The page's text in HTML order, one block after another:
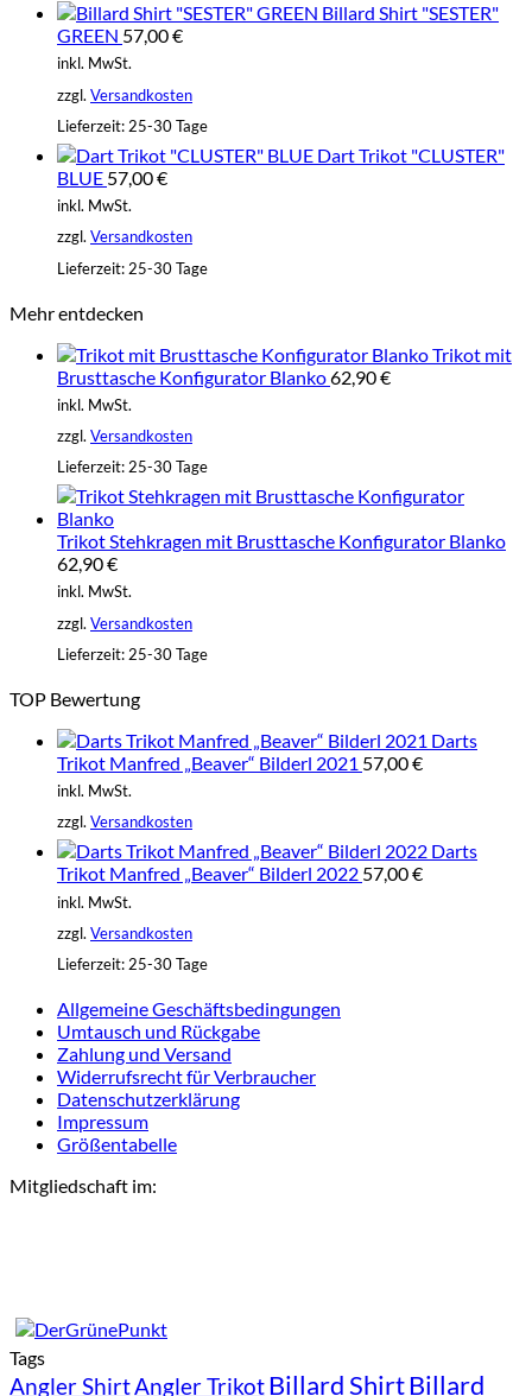
Billard Shirt "SESTER"
GREEN 57,00€
inkl. MwSt.
zzgl. Versandkosten
Lieferzeit: 25-30 Tage
Dart Trikot "CLUSTER"
BLUE 57,00€
inkl. MwSt.
zzgl. Versandkosten
Lieferzeit: 25-30 Tage
Mehr entdecken
Trikot mit
Brusttasche Konfigurator Blanko62,90€
inkl. MwSt.
zzgl. Versandkosten
Lieferzeit: 25-30 Tage
Trikot Stehkragen mit Brusttasche Konfigurator Blanko
62,90€
inkl. MwSt.
zzgl. Versandkosten
Lieferzeit: 25-30 Tage
TOP Bewertung
Darts
Trikot Manfred „Beaver“ Bilderl 2021 57,00€
inkl. MwSt.
zzgl. Versandkosten
Darts
Trikot Manfred „Beaver“ Bilderl 2022 57,00€
inkl. MwSt.
zzgl. Versandkosten
Lieferzeit: 25-30 Tage
Allgemeine Geschäftsbedingungen
Umtausch und Rückgabe
Zahlung und Versand
Widerrufsrecht für Verbraucher
Datenschutzerklärung
Impressum
Größentabelle
Mitgliedschaft im:
Tags
Angler ShirtAngler TrikotBillard ShirtBillard